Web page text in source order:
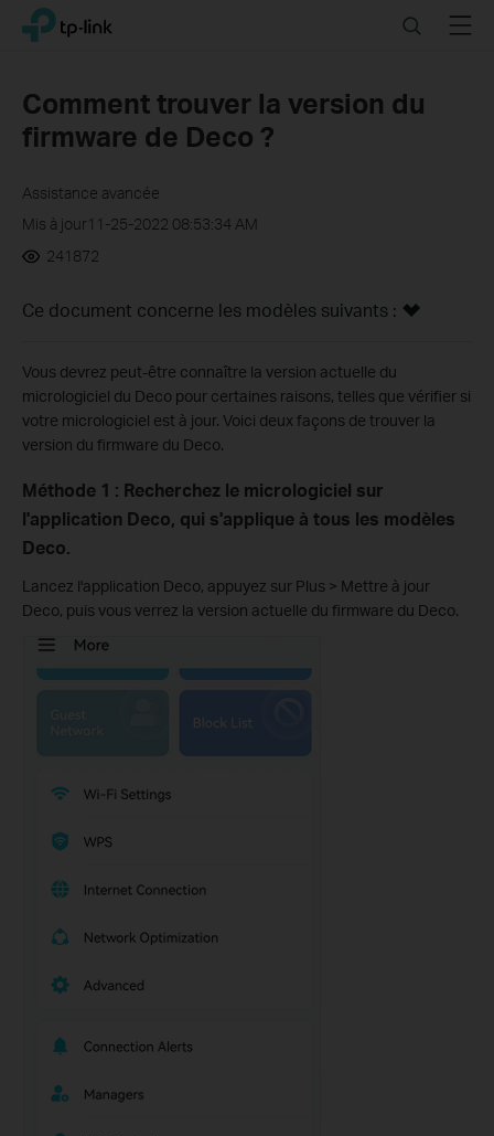
Click
navigation
bar
TP-Link, Reliably Smart SearchMenu
Comment trouver la version du
firmware de Deco ?
Assistance avancée
Mis à jour11-25-2022 08:53:34 AM
241872
Ce document concerne les modèles suivants :
Vous devrez peut-être connaître la version actuelle du
micrologiciel du Deco pour certaines raisons, telles que vérifier si
votre micrologiciel est à jour. Voici deux façons de trouver la
version du firmware du Deco.
Méthode 1 : Recherchez le micrologiciel sur
l'application Deco, qui s'applique à tous les modèles
Deco.
Lancez l'application Deco, appuyez sur Plus > Mettre à jour
Deco, puis vous verrez la version actuelle du firmware du Deco.